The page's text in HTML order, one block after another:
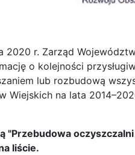
2020 r. Zarząd
o kolejności
lub rozbudową
Wiejskich na lata
"Przebudowa
liście.